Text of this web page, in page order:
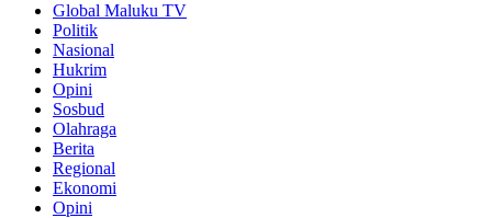
Global Maluku TV
Politik
Nasional
Hukrim
Opini
Sosbud
Olahraga
Berita
Regional
Ekonomi
Opini